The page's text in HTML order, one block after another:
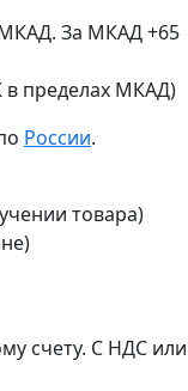
За МКАД +65
в пределах МКАД)
России.
товара)
счету. С НДС или